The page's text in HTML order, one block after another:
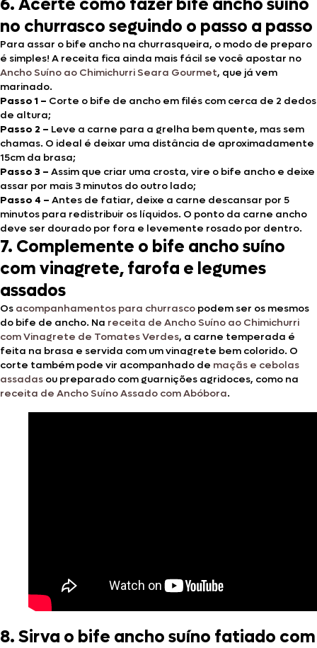
6.Acerte como fazer bife ancho suíno
no churrasco seguindo o passo a passo
Para assar o bife ancho na churrasqueira, o modo de preparo
é simples! A receita fica ainda mais fácil se você apostar no
Ancho Suíno ao Chimichurri Seara Gourmet, que já vem
marinado.
Passo 1 – Corte o bife de ancho em filés com cerca de 2 dedos
de altura;
Passo 2 – Leve a carne para a grelha bem quente, mas sem
chamas. O ideal é deixar uma distância de aproximadamente
15cm da brasa;
Passo 3 – Assim que criar uma crosta, vire o bife ancho e deixe
assar por mais 3 minutos do outro lado;
Passo 4 – Antes de fatiar, deixe a carne descansar por 5
minutos para redistribuir os líquidos. O ponto da carne ancho
deve ser dourado por fora e levemente rosado por dentro.
7. Complemente o bife ancho suíno
com vinagrete, farofa e legumes
assados
Os acompanhamentos para churrasco podem ser os mesmos
do bife de ancho. Na receita de Ancho Suíno ao Chimichurri
com Vinagrete de Tomates Verdes, a carne temperada é
feita na brasa e servida com um vinagrete bem colorido. O
corte também pode vir acompanhado de maçãs e cebolas
assadas ou preparado com guarnições agridoces, como na
receita de Ancho Suíno Assado com Abóbora.
8.Sirva o bife ancho suíno fatiado com